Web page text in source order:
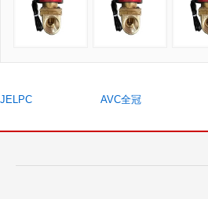
JELPC AVC全冠